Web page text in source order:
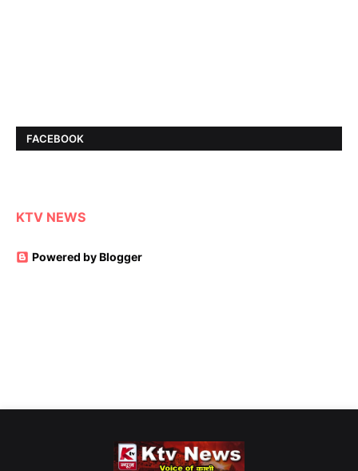
FACEBOOK
KTV NEWS
Powered by Blogger